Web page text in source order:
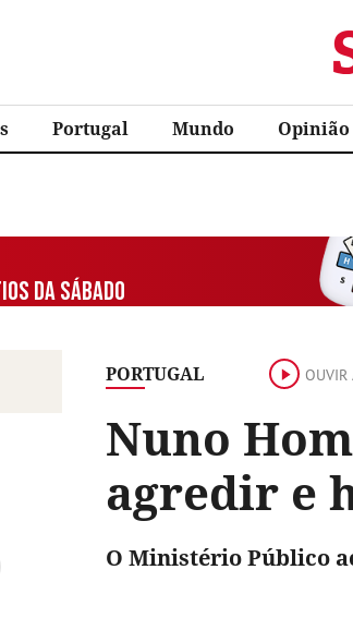
Portugal Mundo Opinião
DA SÁBADO
PORTUGAL OUVIR
Nuno
agredir e
O Ministério Público